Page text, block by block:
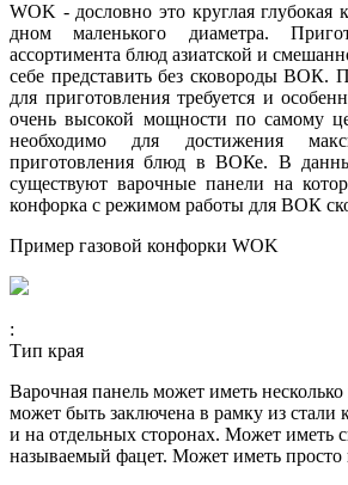
WOK - дословно это круглая глубокая
дном маленького диаметра.
ассортимента блюд азиатской и
себе представить без сковороды ВОК.
для приготовления требуется и
очень высокой мощности по самому
необходимо для достижения
приготовления блюд в ВОКе. В
существуют варочные панели на
конфорка с режимом работы для ВОК
Пример газовой конфорки WOK
:
Тип края
Варочная панель может иметь
может быть заключена в рамку из стали
и на отдельных сторонах. Может иметь
называемый фацет. Может иметь просто